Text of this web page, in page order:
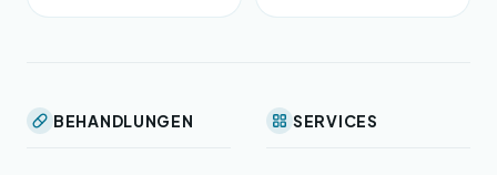
BEHANDLUNGEN SERVICES